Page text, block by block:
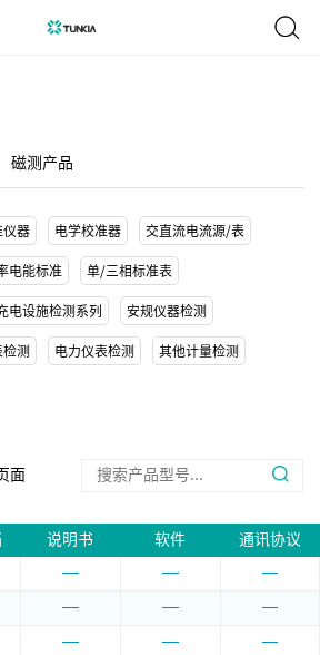
磁测产品
仪器 电学校准器 交直流电流源/表
电能标准 单/三相标准表
电设施检测系列 安规仪器检测
测 电力仪表检测 其他计量检测
面
说明书 软件 通讯协议